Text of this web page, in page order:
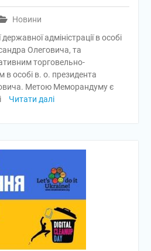
Новини
адміністрації в особі
Олеговича, та
торговельно-
в особі в. о. президента
Метою Меморандуму є
Читати далі